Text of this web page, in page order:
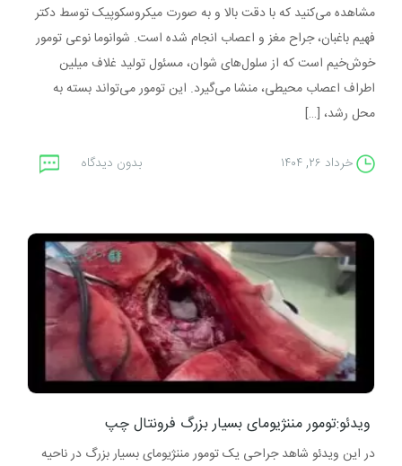
مشاهده می‌کنید که با دقت بالا و به‌ صورت میکروسکوپیک توسط دکتر
فهیم باغبان، جراح مغز و اعصاب انجام شده است. شوانوما نوعی تومور
خوش‌خیم است که از سلول‌های شوان، مسئول تولید غلاف میلین
اطراف اعصاب محیطی، منشا می‌گیرد. این تومور می‌تواند بسته به
محل رشد، […]
خرداد ۲۶, ۱۴۰۴ بدون دیدگاه
ویدئو:تومور مننژیومای بسیار بزرگ فرونتال چپ
در این ویدئو شاهد جراحی یک تومور مننژیومای بسیار بزرگ در ناحیه